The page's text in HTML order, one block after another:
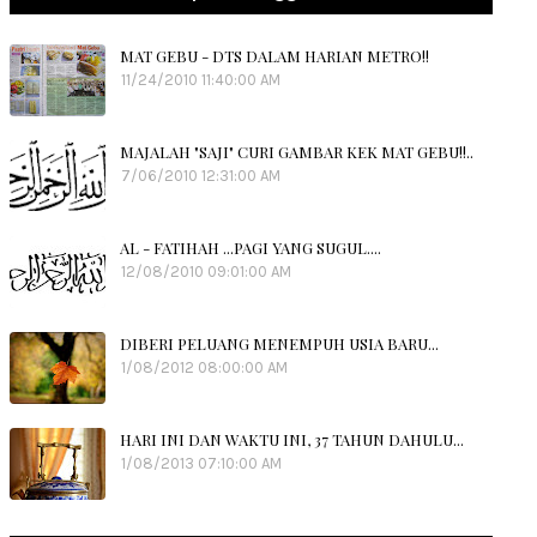
MAT GEBU - DTS DALAM HARIAN METRO!!
11/24/2010 11:40:00 AM
MAJALAH "SAJI" CURI GAMBAR KEK MAT GEBU!!..
7/06/2010 12:31:00 AM
AL - FATIHAH ...PAGI YANG SUGUL....
12/08/2010 09:01:00 AM
DIBERI PELUANG MENEMPUH USIA BARU...
1/08/2012 08:00:00 AM
HARI INI DAN WAKTU INI, 37 TAHUN DAHULU...
1/08/2013 07:10:00 AM